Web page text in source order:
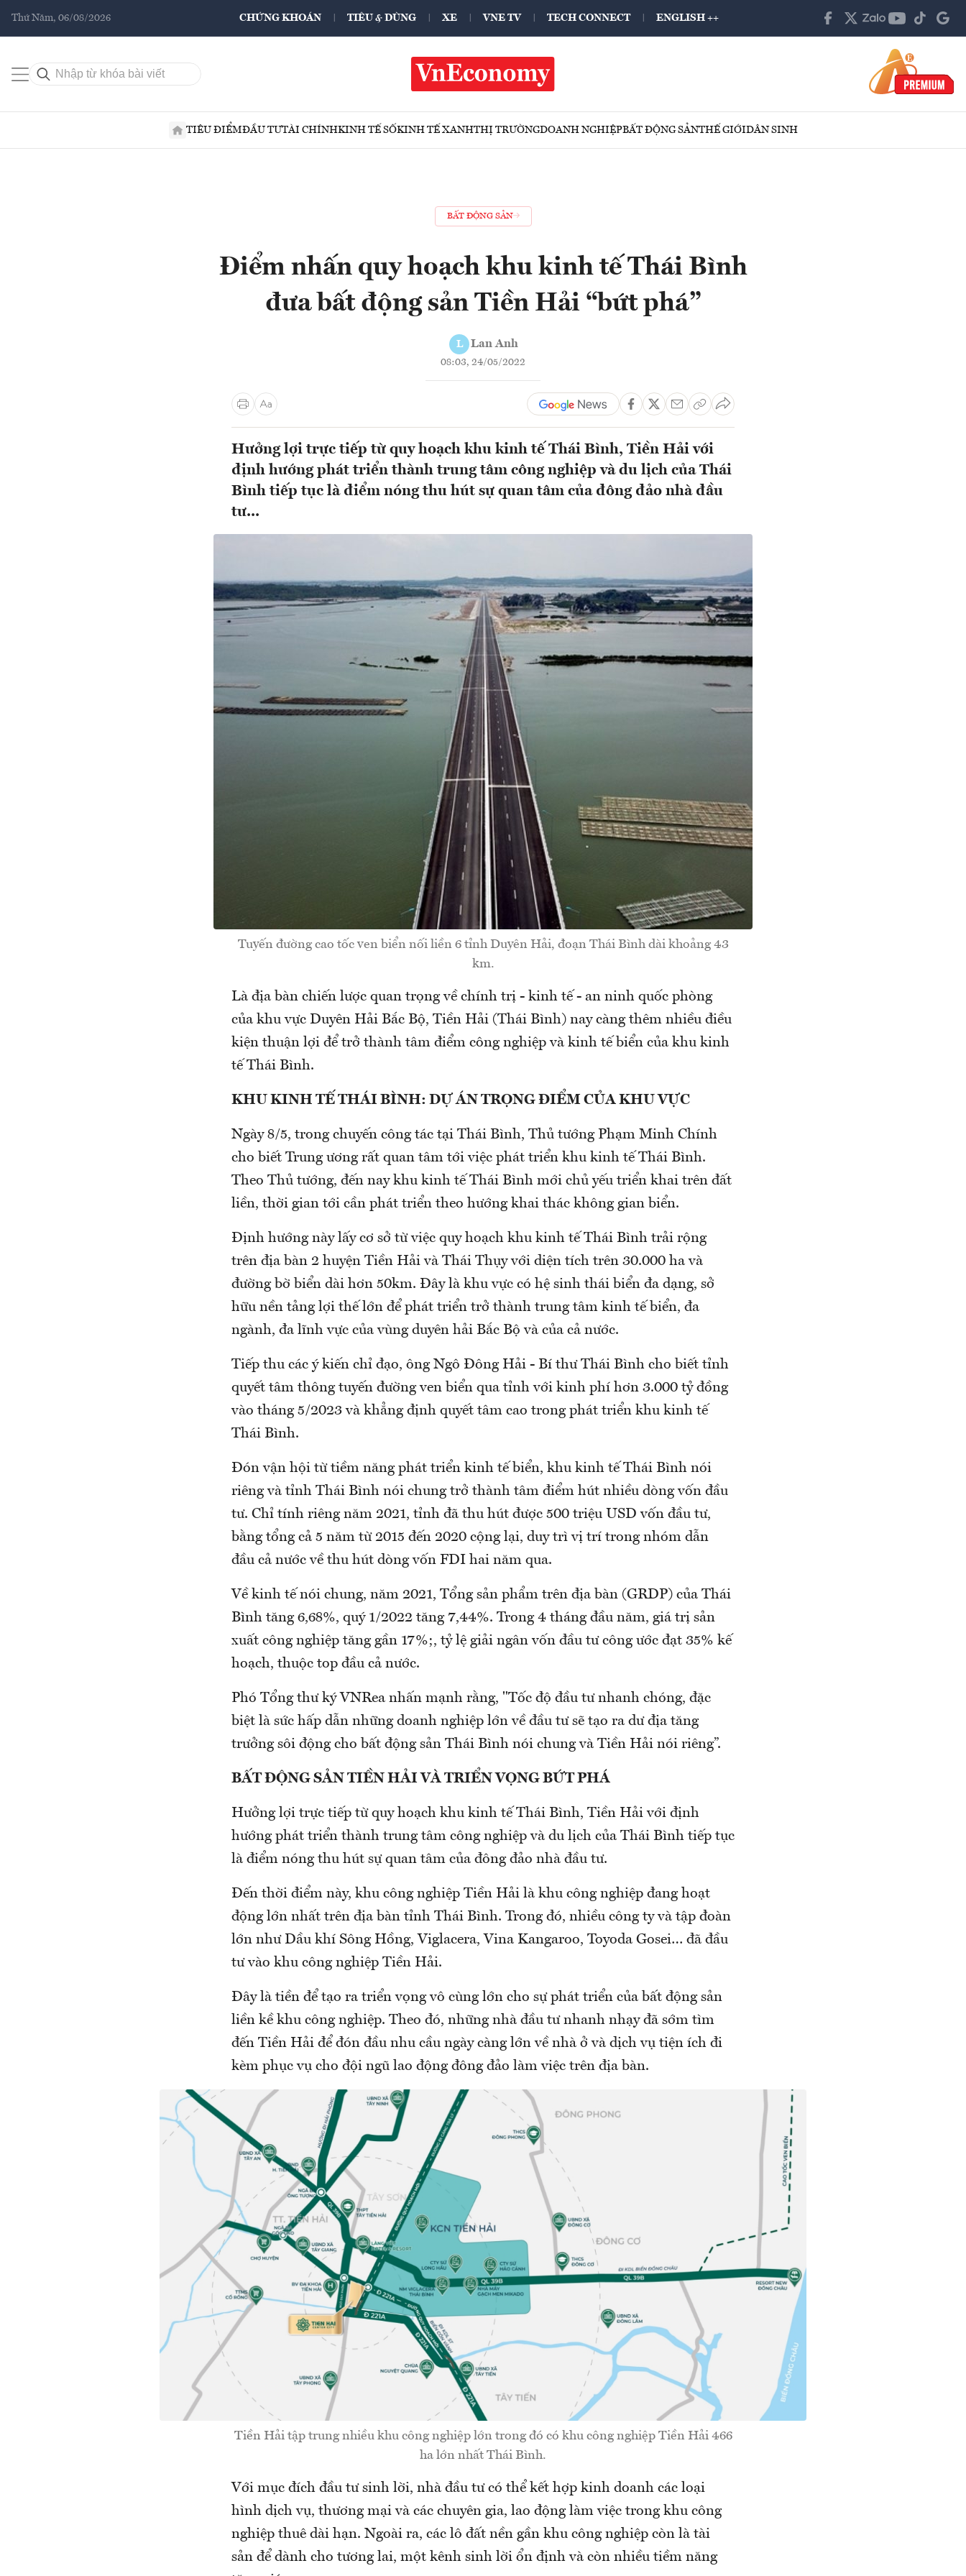
Thứ Năm, 06/08/2026 CHỨNG KHOÁN TIÊU & DÙNG XE VNE TV TECH CONNECT ENGLISH ++
TIÊU ĐIỂMĐẦU TƯTÀI CHÍNHKINH TẾ SỐKINH TẾ XANHTHỊ TRƯỜNGDOANH NGHIỆPBẤT ĐỘNG SẢNTHẾ GIỚIDÂN SINH
BẤT ĐỘNG SẢN
Điểm nhấn quy hoạch khu kinh tế Thái Bình
đưa bất động sản Tiền Hải “bứt phá”
L Lan Anh
08:03, 24/05/2022
Hưởng lợi trực tiếp từ quy hoạch khu kinh tế Thái Bình, Tiền Hải với
định hướng phát triển thành trung tâm công nghiệp và du lịch của Thái
Bình tiếp tục là điểm nóng thu hút sự quan tâm của đông đảo nhà đầu
tư...
Tuyến đường cao tốc ven biển nối liền 6 tỉnh Duyên Hải, đoạn Thái Bình dài khoảng 43
km.
Là địa bàn chiến lược quan trọng về chính trị - kinh tế - an ninh quốc phòng
của khu vực Duyên Hải Bắc Bộ, Tiền Hải (Thái Bình) nay càng thêm nhiều điều
kiện thuận lợi để trở thành tâm điểm công nghiệp và kinh tế biển của khu kinh
tế Thái Bình.
KHU KINH TẾ THÁI BÌNH: DỰ ÁN TRỌNG ĐIỂM CỦA KHU VỰC
Ngày 8/5, trong chuyến công tác tại Thái Bình, Thủ tướng Phạm Minh Chính
cho biết Trung ương rất quan tâm tới việc phát triển khu kinh tế Thái Bình.
Theo Thủ tướng, đến nay khu kinh tế Thái Bình mới chủ yếu triển khai trên đất
liền, thời gian tới cần phát triển theo hướng khai thác không gian biển.
Định hướng này lấy cơ sở từ việc quy hoạch khu kinh tế Thái Bình trải rộng
trên địa bàn 2 huyện Tiền Hải và Thái Thụy với diện tích trên 30.000 ha và
đường bờ biển dài hơn 50km. Đây là khu vực có hệ sinh thái biển đa dạng, sở
hữu nền tảng lợi thế lớn để phát triển trở thành trung tâm kinh tế biển, đa
ngành, đa lĩnh vực của vùng duyên hải Bắc Bộ và của cả nước.
Tiếp thu các ý kiến chỉ đạo, ông Ngô Đông Hải - Bí thư Thái Bình cho biết tỉnh
quyết tâm thông tuyến đường ven biển qua tỉnh với kinh phí hơn 3.000 tỷ đồng
vào tháng 5/2023 và khẳng định quyết tâm cao trong phát triển khu kinh tế
Thái Bình.
Đón vận hội từ tiềm năng phát triển kinh tế biển, khu kinh tế Thái Bình nói
riêng và tỉnh Thái Bình nói chung trở thành tâm điểm hút nhiều dòng vốn đầu
tư. Chỉ tính riêng năm 2021, tỉnh đã thu hút được 500 triệu USD vốn đầu tư,
bằng tổng cả 5 năm từ 2015 đến 2020 cộng lại, duy trì vị trí trong nhóm dẫn
đầu cả nước về thu hút dòng vốn FDI hai năm qua.
Về kinh tế nói chung, năm 2021, Tổng sản phẩm trên địa bàn (GRDP) của Thái
Bình tăng 6,68%, quý 1/2022 tăng 7,44%. Trong 4 tháng đầu năm, giá trị sản
xuất công nghiệp tăng gần 17%;, tỷ lệ giải ngân vốn đầu tư công ước đạt 35% kế
hoạch, thuộc top đầu cả nước.
Phó Tổng thư ký VNRea nhấn mạnh rằng, "Tốc độ đầu tư nhanh chóng, đặc
biệt là sức hấp dẫn những doanh nghiệp lớn về đầu tư sẽ tạo ra dư địa tăng
trưởng sôi động cho bất động sản Thái Bình nói chung và Tiền Hải nói riêng”.
BẤT ĐỘNG SẢN TIỀN HẢI VÀ TRIỂN VỌNG BỨT PHÁ
Hưởng lợi trực tiếp từ quy hoạch khu kinh tế Thái Bình, Tiền Hải với định
hướng phát triển thành trung tâm công nghiệp và du lịch của Thái Bình tiếp tục
là điểm nóng thu hút sự quan tâm của đông đảo nhà đầu tư.
Đến thời điểm này, khu công nghiệp Tiền Hải là khu công nghiệp đang hoạt
động lớn nhất trên địa bàn tỉnh Thái Bình. Trong đó, nhiều công ty và tập đoàn
lớn như Dầu khí Sông Hồng, Viglacera, Vina Kangaroo, Toyoda Gosei… đã đầu
tư vào khu công nghiệp Tiền Hải.
Đây là tiền để tạo ra triển vọng vô cùng lớn cho sự phát triển của bất động sản
liền kề khu công nghiệp. Theo đó, những nhà đầu tư nhanh nhạy đã sớm tìm
đến Tiền Hải để đón đầu nhu cầu ngày càng lớn về nhà ở và dịch vụ tiện ích đi
kèm phục vụ cho đội ngũ lao động đông đảo làm việc trên địa bàn.
Tiền Hải tập trung nhiều khu công nghiệp lớn trong đó có khu công nghiệp Tiền Hải 466
ha lớn nhất Thái Bình.
Với mục đích đầu tư sinh lời, nhà đầu tư có thể kết hợp kinh doanh các loại
hình dịch vụ, thương mại và các chuyên gia, lao động làm việc trong khu công
nghiệp thuê dài hạn. Ngoài ra, các lô đất nền gần khu công nghiệp còn là tài
sản để dành cho tương lai, một kênh sinh lời ổn định và còn nhiều tiềm năng